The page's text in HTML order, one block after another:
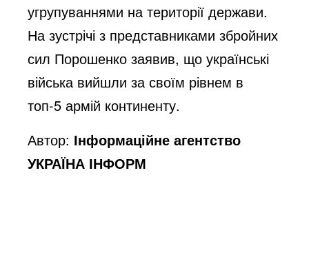
угрупуваннями на території держави.
На зустрічі з представниками збройних
сил Порошенко заявив, що українські
війська вийшли за своїм рівнем в
топ-5 армій континенту.
Автор: Інформаційне агентство
УКРАЇНА ІНФОРМ